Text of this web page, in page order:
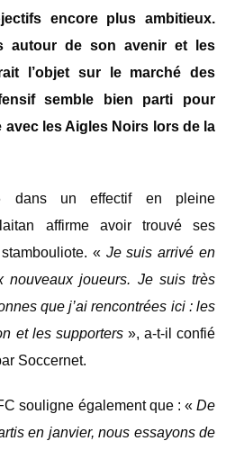
encore plus ambitieux.
autour de son avenir et les
l’objet sur le marché des
semble bien parti pour
les Aigles Noirs lors de la
dans un effectif en pleine
affirme avoir trouvé ses
« Je suis arrivé en
nouveaux joueurs. Je suis très
que j’ai rencontrées ici : les
et les supporters», a-t-il confié
Soccernet.
souligne également que : « De
en janvier, nous essayons de